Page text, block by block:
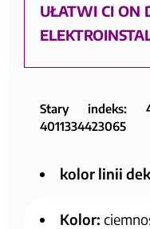
UŁATWI CI ON
Stary indeks:
4011334423065
kolor linii
Kolor: